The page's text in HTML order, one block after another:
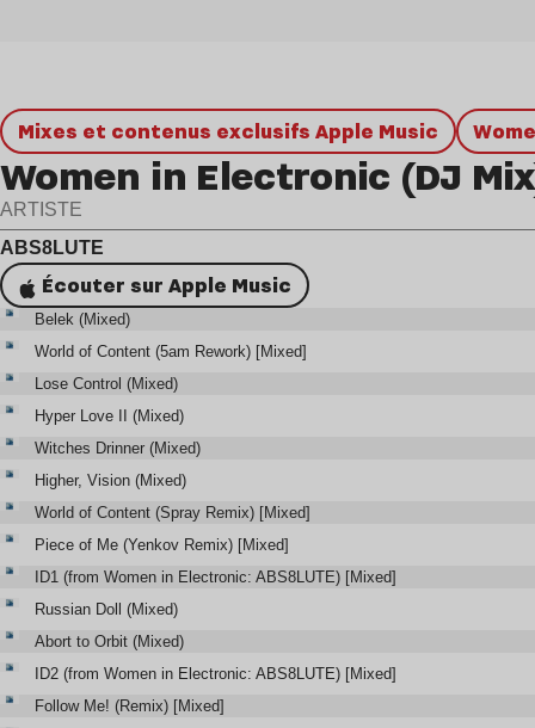
Mixes et contenus exclusifs Apple Music
Women in Electronic (DJ
ARTISTE
ABS8LUTE
Écouter sur Apple Music
Belek (Mixed)
World of Content (5am Rework) [Mixed]
Lose Control (Mixed)
Hyper Love II (Mixed)
Witches Drinner (Mixed)
Higher, Vision (Mixed)
World of Content (Spray Remix) [Mixed]
Piece of Me (Yenkov Remix) [Mixed]
ID1 (from Women in Electronic: ABS8LUTE) [Mixed]
Russian Doll (Mixed)
Abort to Orbit (Mixed)
ID2 (from Women in Electronic: ABS8LUTE) [Mixed]
Follow Me! (Remix) [Mixed]